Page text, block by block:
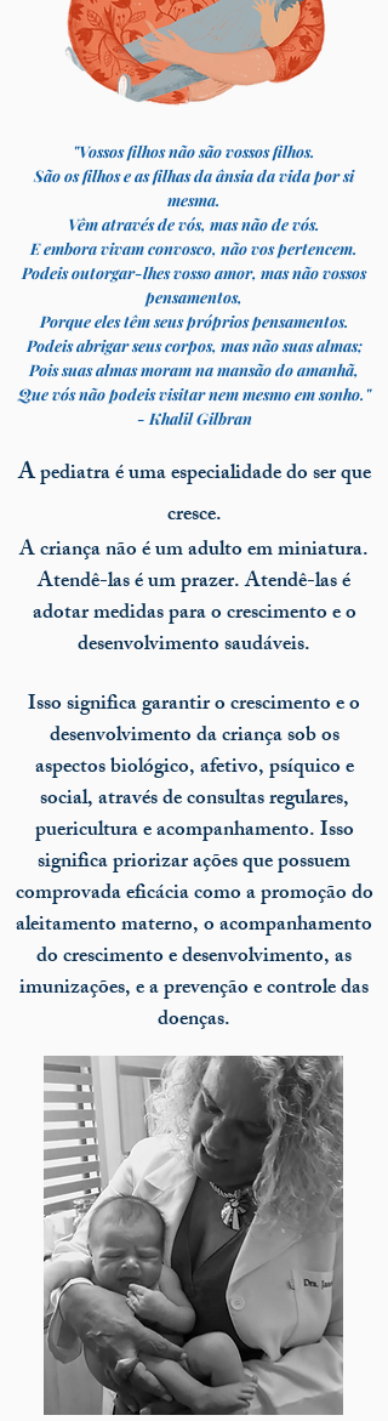
"Vossos filhos não são vossos filhos.
São os filhos e as filhas da ânsia da vida por si
mesma.
Vêm através de vós, mas não de vós.
E embora vivam convosco, não vos pertencem.
Podeis outorgar-lhes vosso amor, mas não vossos
pensamentos,
Porque eles têm seus próprios pensamentos.
Podeis abrigar seus corpos, mas não suas almas;
Pois suas almas moram na mansão do amanhã,
Que vós não podeis visitar nem mesmo em sonho."
- Khalil Gilbran
Apediatra é uma especialidade do ser que
cresce.
A criança não é um adulto em miniatura.
Atendê-las é um prazer. Atendê-las é
adotar medidas para o crescimento e o
desenvolvimento saudáveis.
Isso significa garantir o crescimento e o
desenvolvimento da criança sob os
aspectos biológico, afetivo, psíquico e
social, através de consultas regulares,
puericultura e acompanhamento. Isso
significa priorizar ações que possuem
comprovada eficácia como a promoção do
aleitamento materno, o acompanhamento
do crescimento e desenvolvimento, as
imunizações, e a prevenção e controle das
doenças.